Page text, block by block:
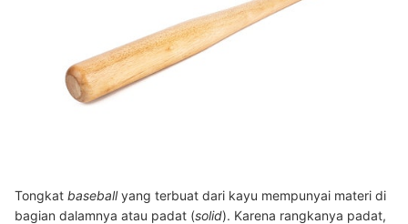
Tongkat baseballyang terbuat dari kayu mempunyai materi di
bagian dalamnya atau padat (solid). Karena rangkanya padat,